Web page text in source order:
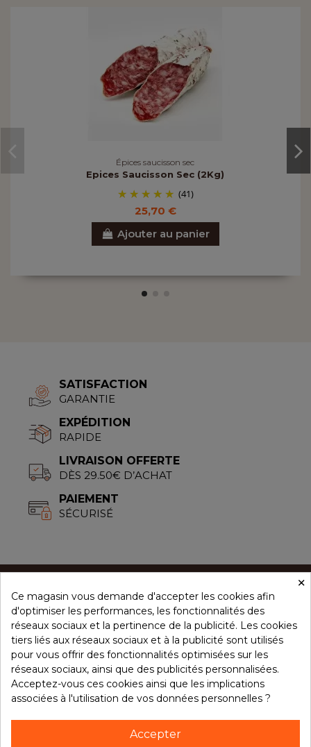
Épices saucisson sec
Epices Saucisson Sec (2Kg)
(41)
25,70 €
Ajouter au panier
SATISFACTION
GARANTIE
EXPÉDITION
RAPIDE
LIVRAISON OFFERTE
DÈS 29.50€ D’ACHAT
PAIEMENT
SÉCURISÉ
CONCEPT ÉPICES
NOS PRODUITS
VOTRE COMPTE
×
Ce magasin vous demande d'accepter les cookies afin
d'optimiser les performances, les fonctionnalités des
réseaux sociaux et la pertinence de la publicité. Les cookies
tiers liés aux réseaux sociaux et à la publicité sont utilisés
pour vous offrir des fonctionnalités optimisées sur les
réseaux sociaux, ainsi que des publicités personnalisées.
Acceptez-vous ces cookies ainsi que les implications
associées à l'utilisation de vos données personnelles ?
Accepter